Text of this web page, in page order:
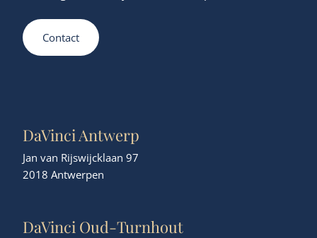
Contact
DaVinci Antwerp
Jan van Rijswijcklaan 97
2018 Antwerpen
DaVinci Oud-Turnhout